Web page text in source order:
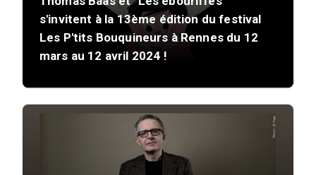
s'invitent à la 13ème édition du festival
Les P'tits Bouquineurs à Rennes du 12
mars au 12 avril 2024 !